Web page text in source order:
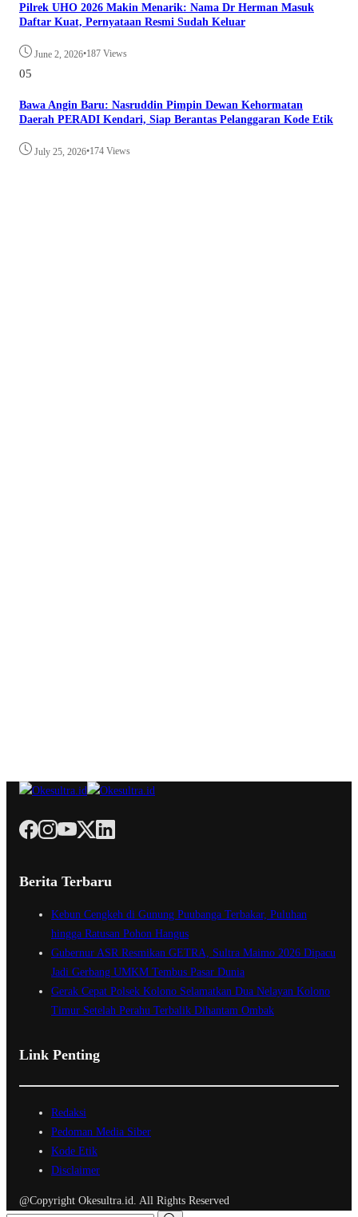
Pilrek UHO 2026 Makin Menarik: Nama Dr Herman Masuk
Daftar Kuat, Pernyataan Resmi Sudah Keluar
June 2, 2026•187 Views
05
Bawa Angin Baru: Nasruddin Pimpin Dewan Kehormatan
Daerah PERADI Kendari, Siap Berantas Pelanggaran Kode Etik
July 25, 2026•174 Views
Berita Terbaru
Kebun Cengkeh di Gunung Puubanga Terbakar, Puluhan
hingga Ratusan Pohon Hangus
Gubernur ASR Resmikan GETRA, Sultra Maimo 2026 Dipacu
Jadi Gerbang UMKM Tembus Pasar Dunia
Gerak Cepat Polsek Kolono Selamatkan Dua Nelayan Kolono
Timur Setelah Perahu Terbalik Dihantam Ombak
Link Penting
Redaksi
Pedoman Media Siber
Kode Etik
Disclaimer
@Copyright Okesultra.id. All Rights Reserved